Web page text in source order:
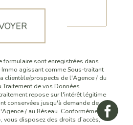
formulaire sont enregistrées dans
agissant comme Sous-traitant
clientèle/prospects de l'Agence / du
de vos Données
repose sur l'intérêt légitime
conservées jusqu'à demande de
/ au Réseau. Conformément
vous disposez des droits d’accès,